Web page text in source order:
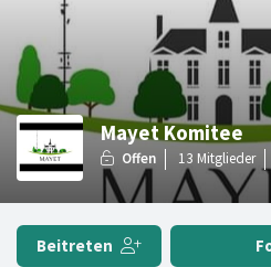
Mayet Komitee
Beitreten